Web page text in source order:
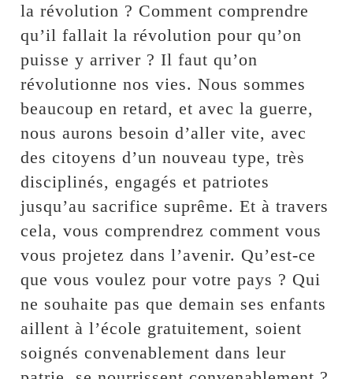
la révolution ? Comment comprendre
qu’il fallait la révolution pour qu’on
puisse y arriver ? Il faut qu’on
révolutionne nos vies. Nous sommes
beaucoup en retard, et avec la guerre,
nous aurons besoin d’aller vite, avec
des citoyens d’un nouveau type, très
disciplinés, engagés et patriotes
jusqu’au sacrifice suprême. Et à travers
cela, vous comprendrez comment vous
vous projetez dans l’avenir. Qu’est-ce
que vous voulez pour votre pays ? Qui
ne souhaite pas que demain ses enfants
aillent à l’école gratuitement, soient
soignés convenablement dans leur